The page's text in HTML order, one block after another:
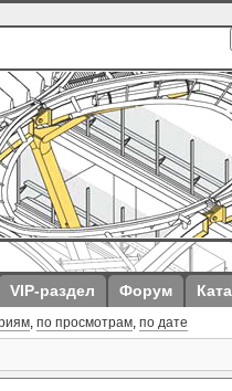
VIP-раздел Форум
, по просмотрам, по дате